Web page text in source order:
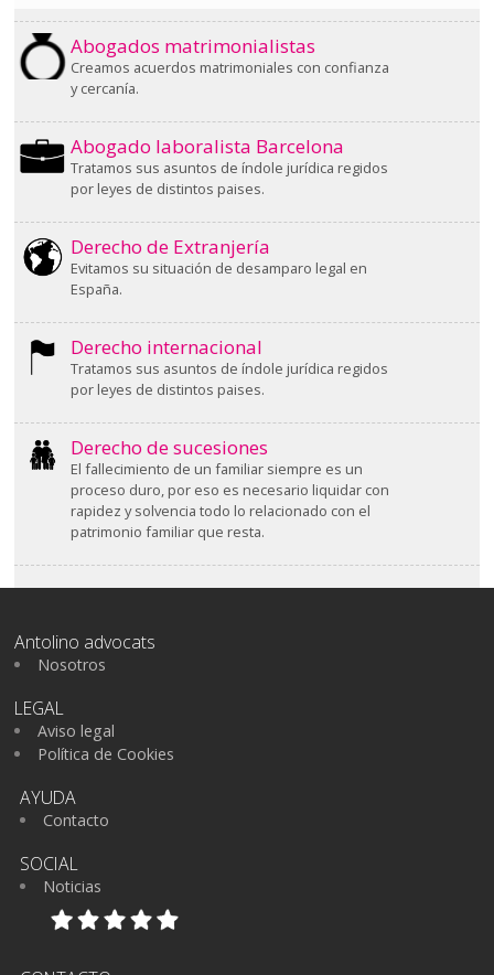
Abogados matrimonialistas
Creamos acuerdos matrimoniales con confianza
y cercanía.
Abogado laboralista Barcelona
Tratamos sus asuntos de índole jurídica regidos
por leyes de distintos paises.
Derecho de Extranjería
Evitamos su situación de desamparo legal en
España.
Derecho internacional
Tratamos sus asuntos de índole jurídica regidos
por leyes de distintos paises.
Derecho de sucesiones
El fallecimiento de un familiar siempre es un
proceso duro, por eso es necesario liquidar con
rapidez y solvencia todo lo relacionado con el
patrimonio familiar que resta.
Antolino advocats
Nosotros
LEGAL
Aviso legal
Política de Cookies
AYUDA
Contacto
SOCIAL
Noticias